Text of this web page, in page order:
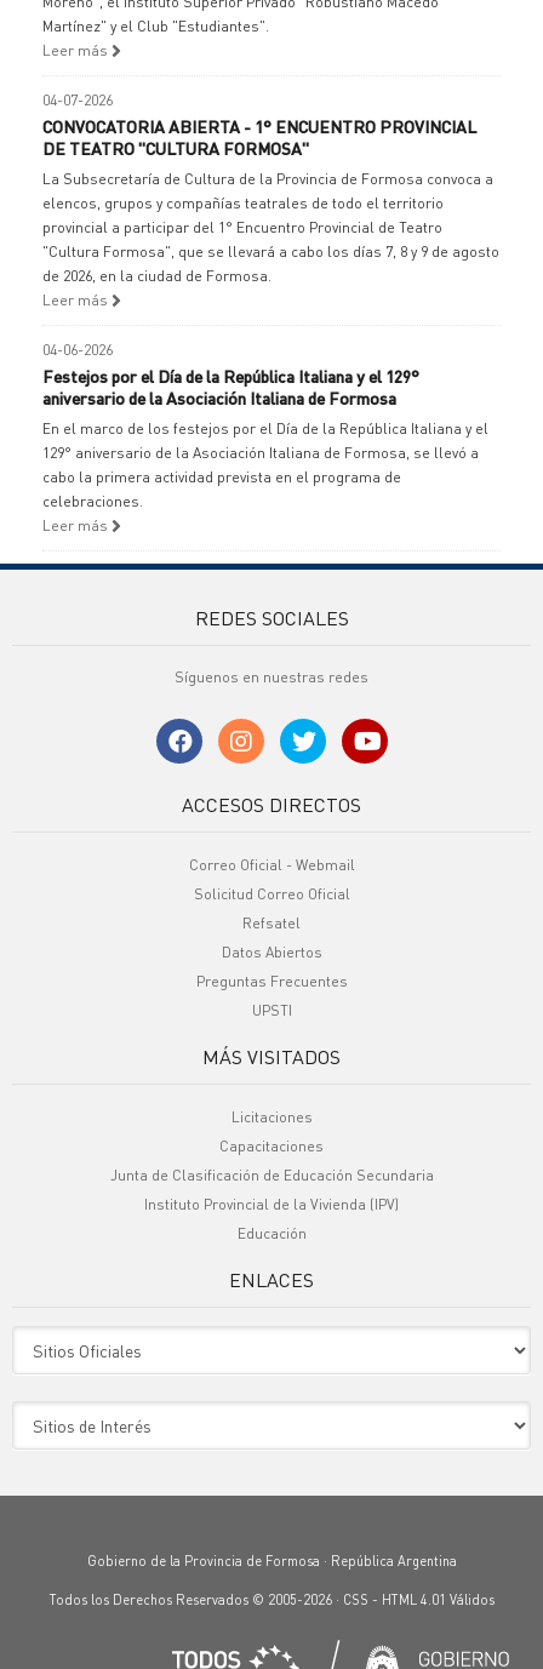
Martínez" y el Club "Estudiantes".
Leer más
04-07-2026
CONVOCATORIA ABIERTA - 1° ENCUENTRO PROVINCIAL
DE TEATRO "CULTURA FORMOSA"
La Subsecretaría de Cultura de la Provincia de Formosa convoca a
elencos, grupos y compañías teatrales de todo el territorio
provincial a participar del 1° Encuentro Provincial de Teatro
"Cultura Formosa", que se llevará a cabo los días 7, 8 y 9 de agosto
de 2026, en la ciudad de Formosa.
Leer más
04-06-2026
Festejos por el Día de la República Italiana y el 129°
aniversario de la Asociación Italiana de Formosa
En el marco de los festejos por el Día de la República Italiana y el
129° aniversario de la Asociación Italiana de Formosa, se llevó a
cabo la primera actividad prevista en el programa de
celebraciones.
Leer más
REDES SOCIALES
Síguenos en nuestras redes
ACCESOS DIRECTOS
Correo Oficial - Webmail
Solicitud Correo Oficial
Refsatel
Datos Abiertos
Preguntas Frecuentes
UPSTI
MÁS VISITADOS
Licitaciones
Capacitaciones
Junta de Clasificación de Educación Secundaria
Instituto Provincial de la Vivienda (IPV)
Educación
ENLACES
Gobierno de la Provincia de Formosa · República Argentina
Todos los Derechos Reservados © 2005-2026 · CSS - HTML 4.01 Válidos